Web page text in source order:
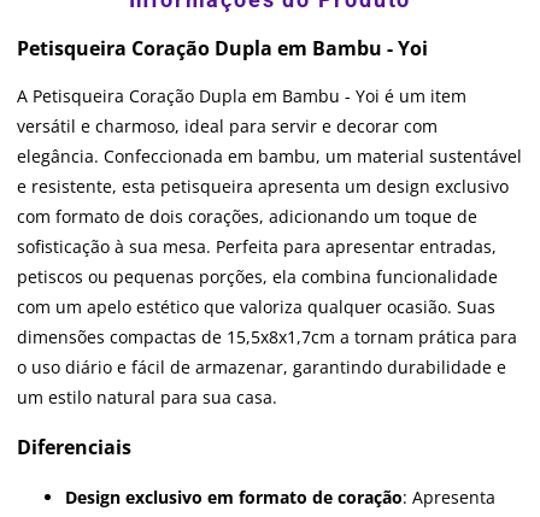
Petisqueira Coração Dupla em Bambu - Yoi
A Petisqueira Coração Dupla em Bambu - Yoi é um item
versátil e charmoso, ideal para servir e decorar com
elegância. Confeccionada em bambu, um material sustentável
e resistente, esta petisqueira apresenta um design exclusivo
com formato de dois corações, adicionando um toque de
sofisticação à sua mesa. Perfeita para apresentar entradas,
petiscos ou pequenas porções, ela combina funcionalidade
com um apelo estético que valoriza qualquer ocasião. Suas
dimensões compactas de 15,5x8x1,7cm a tornam prática para
o uso diário e fácil de armazenar, garantindo durabilidade e
um estilo natural para sua casa.
Diferenciais
Design exclusivo em formato de coração: Apresenta